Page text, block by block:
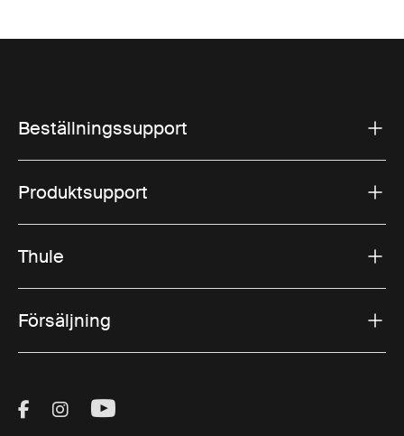
Beställningssupport
Produktsupport
Thule
Försäljning
Visit Thule on Facebook (external link)
Visit Thule on Instagram (external link)
Visit Thule on Youtube (external